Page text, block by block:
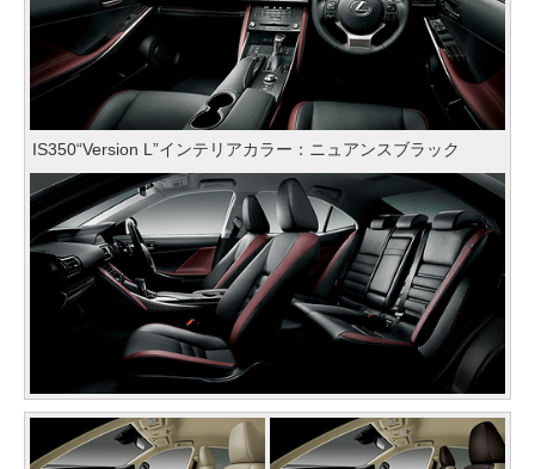
IS350“Version L”インテリアカラー：ニュアンスブラック